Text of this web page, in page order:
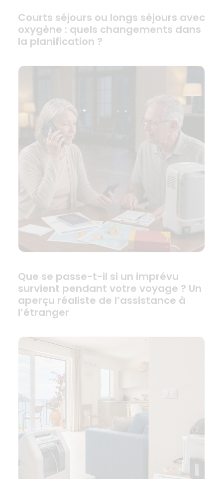
Courts séjours ou longs séjours avec
oxygène : quels changements dans
la planification ?
Que se passe-t-il si un imprévu
survient pendant votre voyage ? Un
aperçu réaliste de l’assistance à
l’étranger